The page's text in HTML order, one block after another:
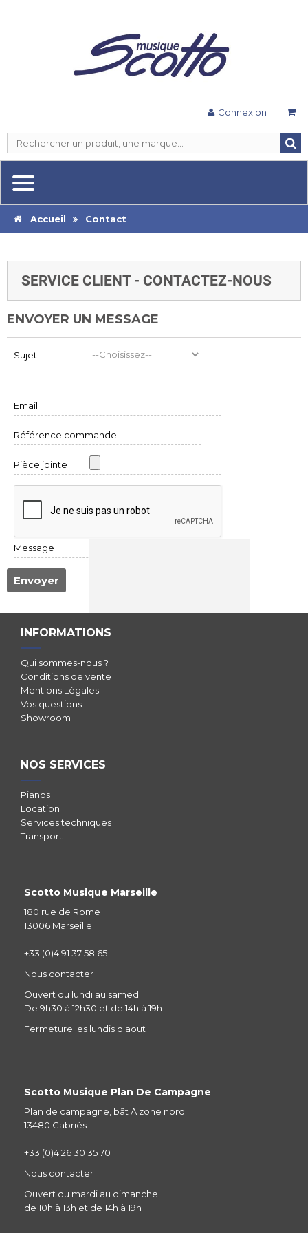
Connexion
Accueil Contact
SERVICE CLIENT - CONTACTEZ-NOUS
ENVOYER UN MESSAGE
Sujet
Email
Référence commande
Pièce jointe
Message
Envoyer
INFORMATIONS
Qui sommes-nous ?
Conditions de vente
Mentions Légales
Vos questions
Showroom
NOS SERVICES
Pianos
Location
Services techniques
Transport
Scotto Musique Marseille
180 rue de Rome
13006 Marseille
+33 (0)4 91 37 58 65
Nous contacter
Ouvert du lundi au samedi
De 9h30 à 12h30 et de 14h à 19h
Fermeture les lundis d'aout
Scotto Musique Plan De Campagne
Plan de campagne, bât A zone nord
13480 Cabriès
+33 (0)4 26 30 35 70
Nous contacter
Ouvert du mardi au dimanche
de 10h à 13h et de 14h à 19h